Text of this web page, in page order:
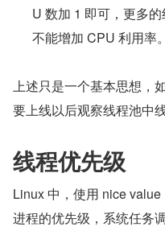
U 数加 1 即可，更多
不能增加 CPU 利用率。
上述只是一个基本思想，
要上线以后观察线程池中
线程优先级
Linux 中，使用 nice
进程的优先级，系统任务